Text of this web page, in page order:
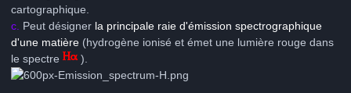
cartographique.
c. Peut désigner la principale raie d'émission spectrographique
d'une matière (hydrogène ionisé et émet une lumière rouge dans
le spectre
).